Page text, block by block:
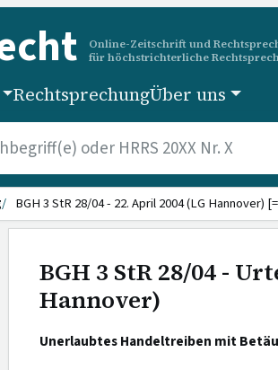
Online-Zeitschrift und
für höchstrichterliche
RechtsprechungÜber uns
BGH 3 StR 28/04 - 22. April 2004 (LG Hannover)
BGH 3 StR 28/04 -
Hannover)
Unerlaubtes Handeltreiben mit